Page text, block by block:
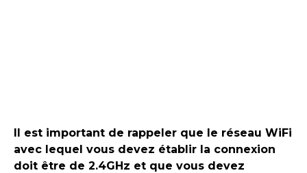
Il est important de rappeler que le réseau WiFi
avec lequel vous devez établir la connexion
doit être de 2.4GHz et que vous devez